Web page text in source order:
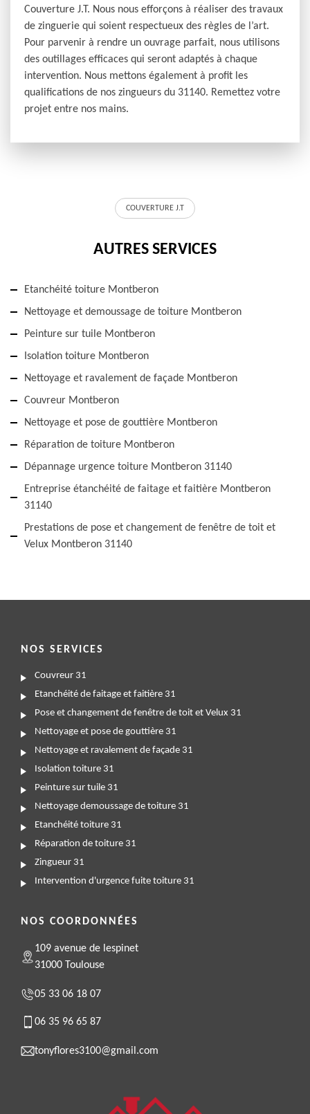
Couverture J.T. Nous nous efforçons à réaliser des travaux
de zinguerie qui soient respectueux des règles de l’art.
Pour parvenir à rendre un ouvrage parfait, nous utilisons
des outillages efficaces qui seront adaptés à chaque
intervention. Nous mettons également à profit les
qualifications de nos zingueurs du 31140. Remettez votre
projet entre nos mains.
COUVERTURE J.T
AUTRES SERVICES
Etanchéité toiture Montberon
Nettoyage et demoussage de toiture Montberon
Peinture sur tuile Montberon
Isolation toiture Montberon
Nettoyage et ravalement de façade Montberon
Couvreur Montberon
Nettoyage et pose de gouttière Montberon
Réparation de toiture Montberon
Dépannage urgence toiture Montberon 31140
Entreprise étanchéité de faitage et faitière Montberon
31140
Prestations de pose et changement de fenêtre de toit et
Velux Montberon 31140
NOS SERVICES
Couvreur 31
Etanchéité de faitage et faitière 31
Pose et changement de fenêtre de toit et Velux 31
Nettoyage et pose de gouttière 31
Nettoyage et ravalement de façade 31
Isolation toiture 31
Peinture sur tuile 31
Nettoyage demoussage de toiture 31
Etanchéité toiture 31
Réparation de toiture 31
Zingueur 31
Intervention d'urgence fuite toiture 31
NOS COORDONNÉES
109 avenue de lespinet
31000 Toulouse
05 33 06 18 07
06 35 96 65 87
tonyflores3100@gmail.com